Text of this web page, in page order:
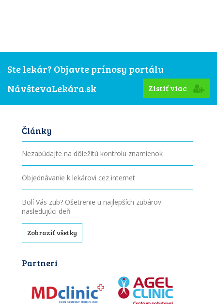
Ste lekár? Objavte prínosy portálu
NávštevaLekára.sk
Zistiť viac
Články
Nezabúdajte na dôležitú kontrolu znamienok
Objednávanie k lekárovi cez internet
Bolí Vás zub? Ošetrenie u najlepších zubárov
nasledujúci deň
Zobraziť všetky
Partneri